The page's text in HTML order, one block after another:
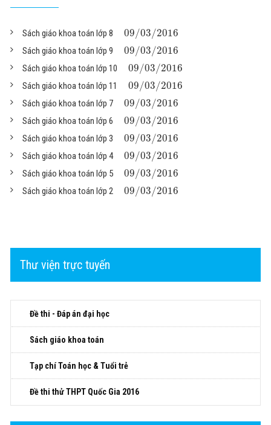
Sách giáo khoa toán lớp 8 09/03/2016
Sách giáo khoa toán lớp 9 09/03/2016
Sách giáo khoa toán lớp 10 09/03/2016
Sách giáo khoa toán lớp 11 09/03/2016
Sách giáo khoa toán lớp 7 09/03/2016
Sách giáo khoa toán lớp 6 09/03/2016
Sách giáo khoa toán lớp 3 09/03/2016
Sách giáo khoa toán lớp 4 09/03/2016
Sách giáo khoa toán lớp 5 09/03/2016
Sách giáo khoa toán lớp 2 09/03/2016
Thư viện trực tuyến
Đề thi - Đáp án đại học
Sách giáo khoa toán
Tạp chí Toán học & Tuổi trẻ
Đề thi thử THPT Quốc Gia 2016